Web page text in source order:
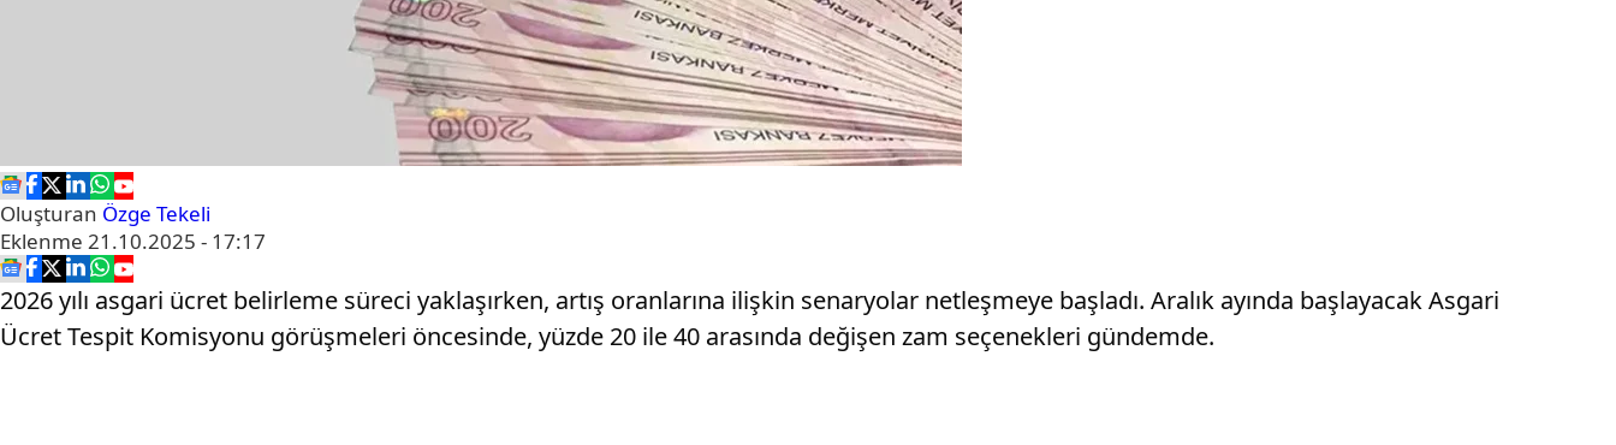
Oluşturan Özge Tekeli
Eklenme 21.10.2025 - 17:17
2026 yılı asgari ücret belirleme süreci yaklaşırken, artış oranlarına ilişkin senaryolar netleşmeye başladı. Aralık ayında başlayacak Asgari
Ücret Tespit Komisyonu görüşmeleri öncesinde, yüzde 20 ile 40 arasında değişen zam seçenekleri gündemde.